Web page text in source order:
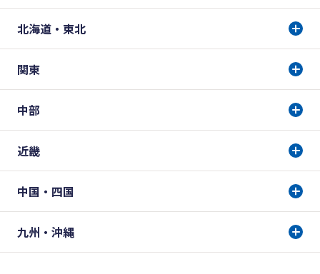
北海道・東北
関東
中部
近畿
中国・四国
九州・沖縄